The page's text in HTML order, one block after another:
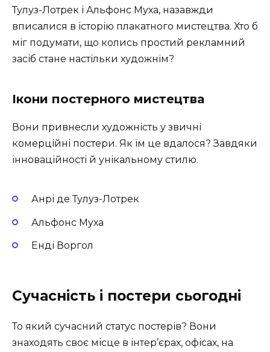
Тулуз-Лотрек і Альфонс Муха, назавжди
вписалися в історію плакатного мистецтва. Хто б
міг подумати, що колись простий рекламний
засіб стане настільки художнім?
Ікони постерного мистецтва
Вони привнесли художність у звичні
комерційні постери. Як їм це вдалося? Завдяки
інноваційності й унікальному стилю.
Анрі де Тулуз-Лотрек
Альфонс Муха
Енді Воргол
Сучасність і постери сьогодні
То який сучасний статус постерів? Вони
знаходять своє місце в інтер’єрах, офісах, на